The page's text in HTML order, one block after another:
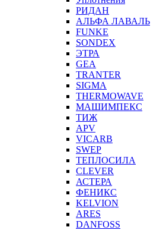
РИДАН
АЛЬФА ЛАВАЛЬ
FUNKE
SONDEX
ЭТРА
GEA
TRANTER
SIGMA
THERMOWAVE
МАШИМПЕКС
ТИЖ
APV
VICARB
SWEP
ТЕПЛОСИЛА
CLEVER
АСТЕРА
ФЕНИКС
KELVION
ARES
DANFOSS